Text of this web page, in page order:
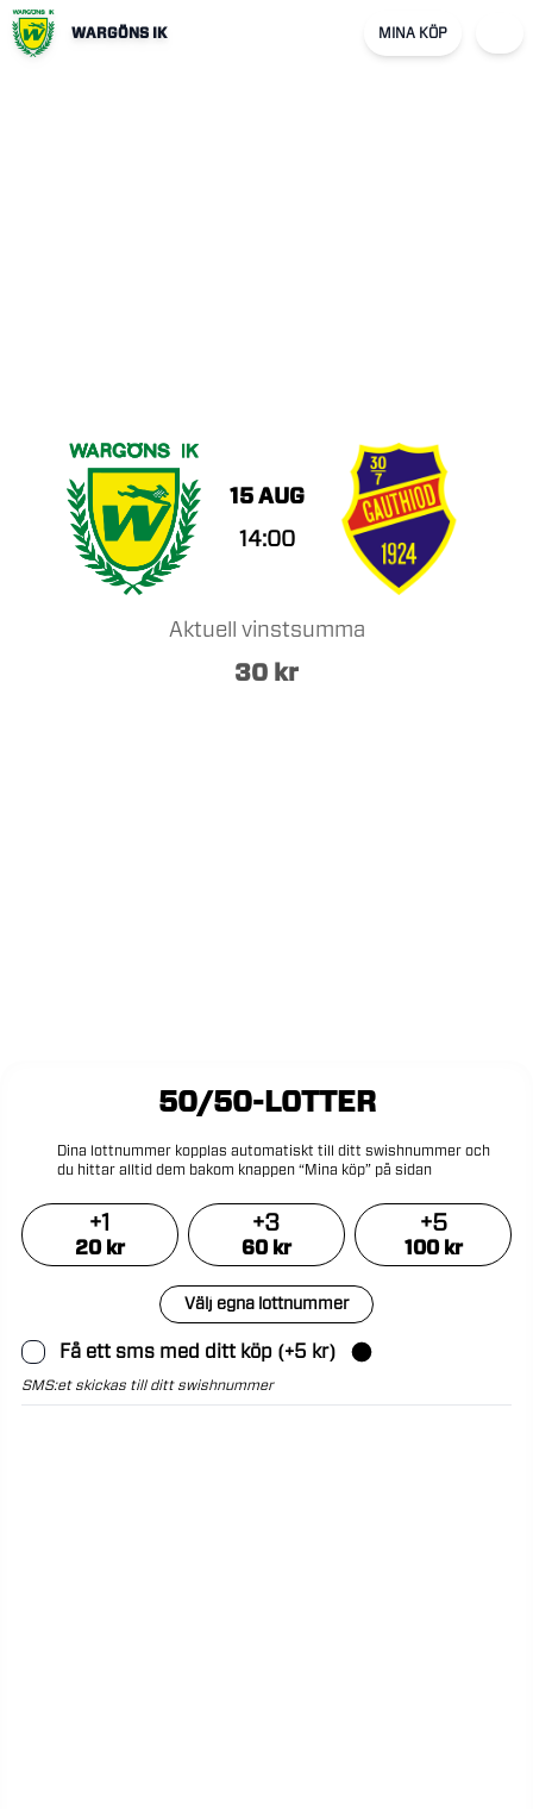
WARGÖNS IK MINA KÖP
15 AUG
14:00
Aktuell vinstsumma
30 kr
50/50-LOTTER
Dina lottnummer kopplas automatiskt till ditt swishnummer och
du hittar alltid dem bakom knappen “Mina köp” på sidan
+1
20kr
+3
60kr
+5
100kr
Välj egna lottnummer
Få ett sms med ditt köp(+5 kr)
SMS:et skickas till ditt swishnummer